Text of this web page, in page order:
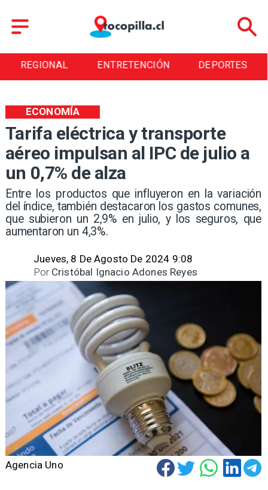
REGIONAL ENTRETENCIÓN DEPORTES
Tarifa eléctrica y transporte
aéreo impulsan al IPC de julio a
un 0,7% de alza
​Entre los productos que influyeron en la variación
del índice, también destacaron los gastos comunes,
que subieron un 2,9% en julio, y los seguros, que
aumentaron un 4,3%.
ECONOMÍA
Jueves, 8 De Agosto De 2024 9:08
Cristóbal Ignacio Adones Reyes
Por
Agencia Uno